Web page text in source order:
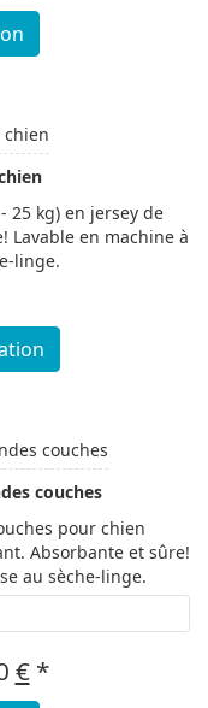
25 kg) en jersey de
Lavable en machine à
linge.
couches
pour chien
Absorbante et sûre!
au sèche-linge.
€*